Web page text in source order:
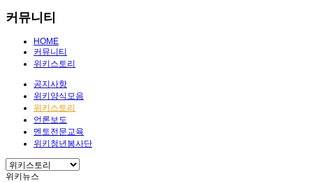
커뮤니티
HOME
커뮤니티
위키스토리
공지사항
위키양식모음
위키스토리
언론보도
멘토전문교육
위키청년봉사단
위키뉴스